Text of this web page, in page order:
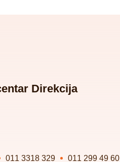
Direkcija
011 3318 329
011 299 49 60